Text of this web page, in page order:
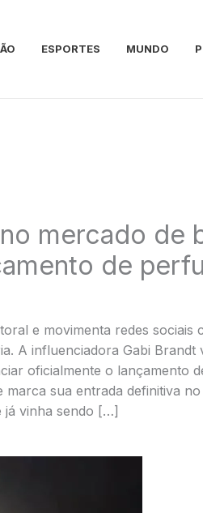
ESPORTES MUNDO
mercado de
de
e movimenta redes sociais
A influenciadora Gabi Brandt
oficialmente o lançamento
sua entrada definitiva
vinha sendo […]